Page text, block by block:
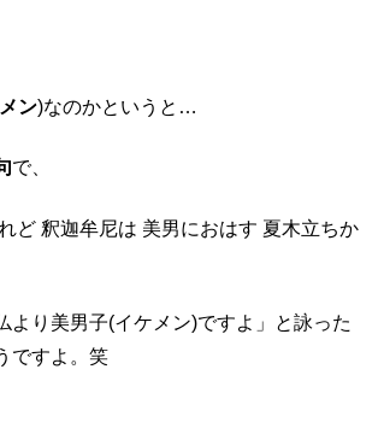
ン)なのかというと…
で、
ど 釈迦牟尼は 美男におはす 夏木立ちか
より美男子(イケメン)ですよ」と詠った
ですよ。笑